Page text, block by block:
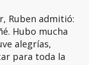
Ruben admitió:
Hubo mucha
alegrías,
para toda la